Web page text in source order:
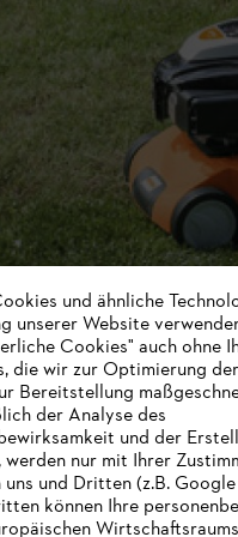
Download
und ähnliche
unserer Website
Cookies" auch ohne
die wir zur Optimierung der
Bereitstellung
der Analyse des
und der
nur mit Ihrer
und Dritten (z.B.
können Ihre
Wirtschaftsraums